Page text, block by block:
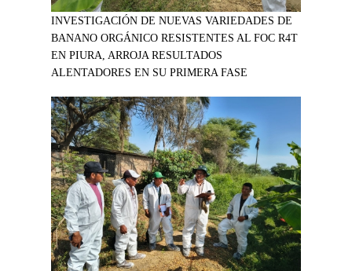
INVESTIGACIÓN DE NUEVAS VARIEDADES DE
BANANO ORGÁNICO RESISTENTES AL FOC R4T
EN PIURA, ARROJA RESULTADOS
ALENTADORES EN SU PRIMERA FASE